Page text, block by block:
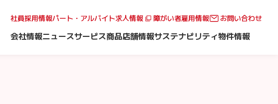
社員採用情報パート・アルバイト求人情報 障がい者雇用情報 お問い合わせ
会社情報ニュースサービス商品店舗情報サステナビリティ物件情報